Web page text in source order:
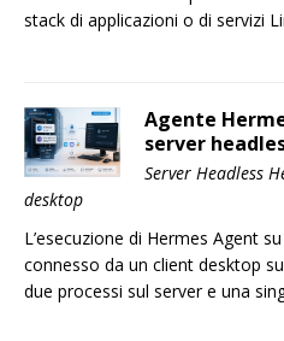
stack di applicazioni o di servizi
Agente
server
Server Headless
desktop
L’esecuzione di Hermes Agent
connesso da un client desktop
due processi sul server e una